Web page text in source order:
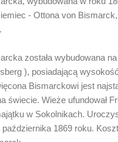
- Ottona von
została wybudowana
), posiadającą
Bismarckowi jest
świecie. Wieże ufundował
w Sokolnikach.
października 1869 roku.